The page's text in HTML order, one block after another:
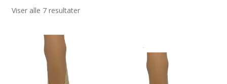
Produkter
Forhandler
Viser alle 7 resultater
Dette
produktet
har
flere
Dette
produktet
har